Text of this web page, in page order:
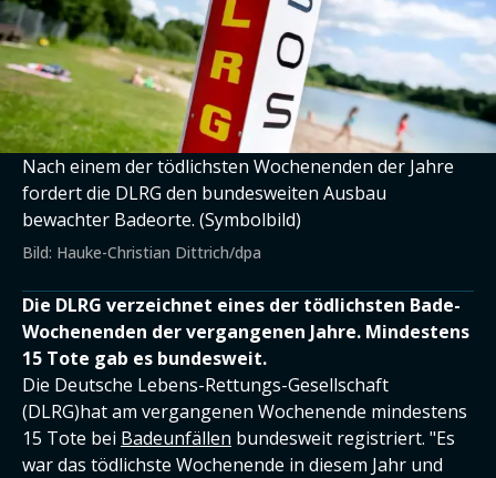
Nach einem der tödlichsten Wochenenden der Jahre
fordert die DLRG den bundesweiten Ausbau
bewachter Badeorte. (Symbolbild)
Bild: Hauke-Christian Dittrich/dpa
Die DLRG verzeichnet eines der tödlichsten Bade-
Wochenenden der vergangenen Jahre. Mindestens
15 Tote gab es bundesweit.
Die Deutsche Lebens-Rettungs-Gesellschaft
(DLRG)hat am vergangenen Wochenende mindestens
15 Tote bei Badeunfällen bundesweit registriert. "Es
war das tödlichste Wochenende in diesem Jahr und